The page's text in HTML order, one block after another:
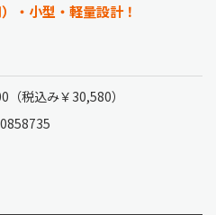
・小型・軽量設計！
（税込み￥30,580）